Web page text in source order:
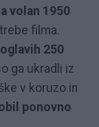
volan 1950
filma.
250
ga ukradli iz
v koruzo in
ponovno